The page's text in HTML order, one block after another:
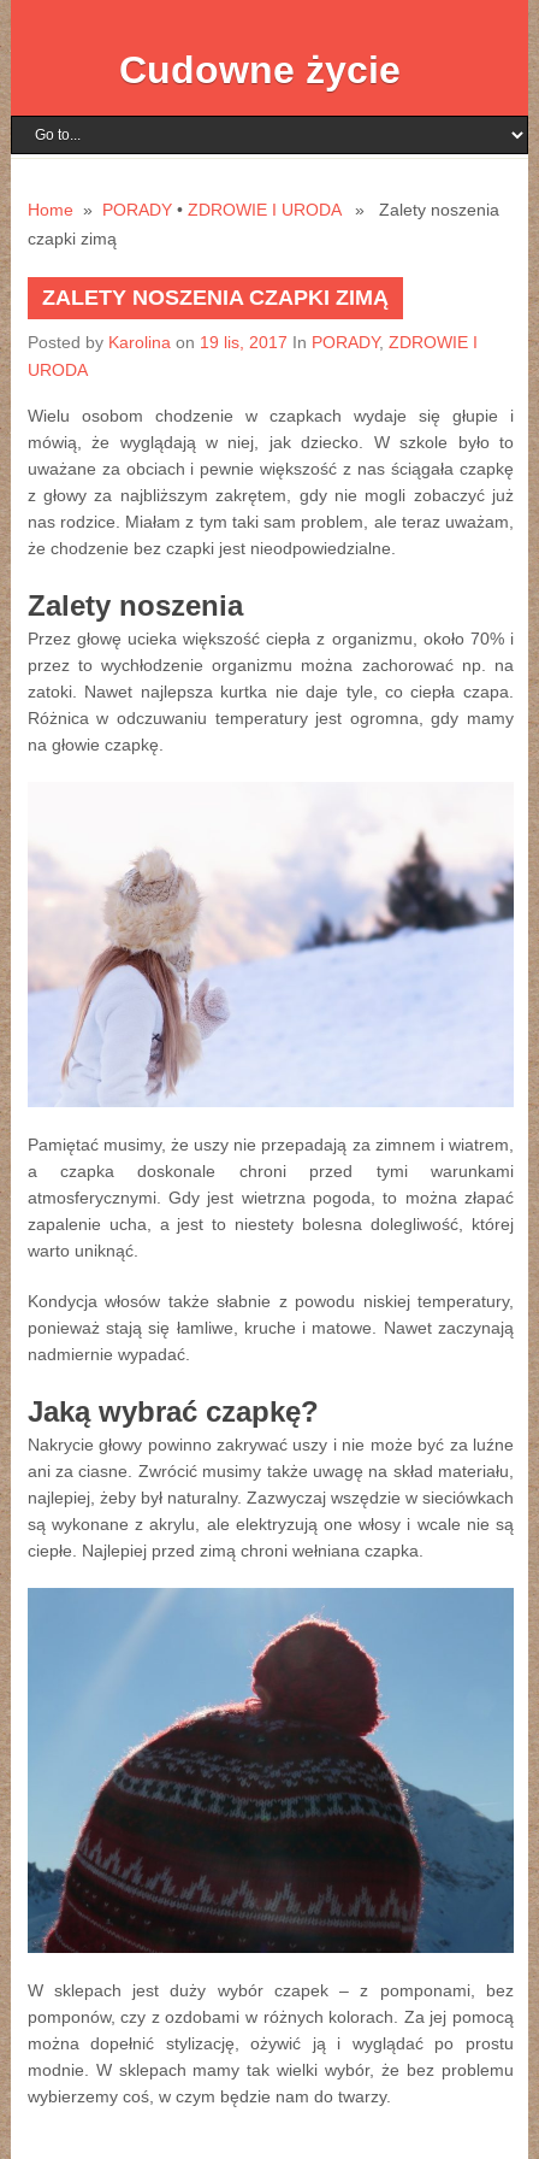
Cudowne życie
Home » PORADY• ZDROWIE I URODA» Zalety noszenia
czapki zimą
ZALETY NOSZENIA CZAPKI ZIMĄ
Posted by Karolina on 19 lis, 2017 In PORADY, ZDROWIE I
URODA
Wielu osobom chodzenie w czapkach wydaje się głupie i
mówią, że wyglądają w niej, jak dziecko. W szkole było to
uważane za obciach i pewnie większość z nas ściągała czapkę
z głowy za najbliższym zakrętem, gdy nie mogli zobaczyć już
nas rodzice. Miałam z tym taki sam problem, ale teraz uważam,
że chodzenie bez czapki jest nieodpowiedzialne.
Zalety noszenia
Przez głowę ucieka większość ciepła z organizmu, około 70% i
przez to wychłodzenie organizmu można zachorować np. na
zatoki. Nawet najlepsza kurtka nie daje tyle, co ciepła czapa.
Różnica w odczuwaniu temperatury jest ogromna, gdy mamy
na głowie czapkę.
Pamiętać musimy, że uszy nie przepadają za zimnem i wiatrem,
a czapka doskonale chroni przed tymi warunkami
atmosferycznymi. Gdy jest wietrzna pogoda, to można złapać
zapalenie ucha, a jest to niestety bolesna dolegliwość, której
warto uniknąć.
Kondycja włosów także słabnie z powodu niskiej temperatury,
ponieważ stają się łamliwe, kruche i matowe. Nawet zaczynają
nadmiernie wypadać.
Jaką wybrać czapkę?
Nakrycie głowy powinno zakrywać uszy i nie może być za luźne
ani za ciasne. Zwrócić musimy także uwagę na skład materiału,
najlepiej, żeby był naturalny. Zazwyczaj wszędzie w sieciówkach
są wykonane z akrylu, ale elektryzują one włosy i wcale nie są
ciepłe. Najlepiej przed zimą chroni wełniana czapka.
W sklepach jest duży wybór czapek – z pomponami, bez
pomponów, czy z ozdobami w różnych kolorach. Za jej pomocą
można dopełnić stylizację, ożywić ją i wyglądać po prostu
modnie. W sklepach mamy tak wielki wybór, że bez problemu
wybierzemy coś, w czym będzie nam do twarzy.